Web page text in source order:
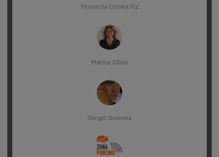
Florencia Correa Fiz
Marina Sibila
Sérgio Gouveia